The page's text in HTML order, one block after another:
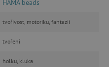
HAMA beads
tvořivost, motoriku, fantazii
tvoření
holku, kluka